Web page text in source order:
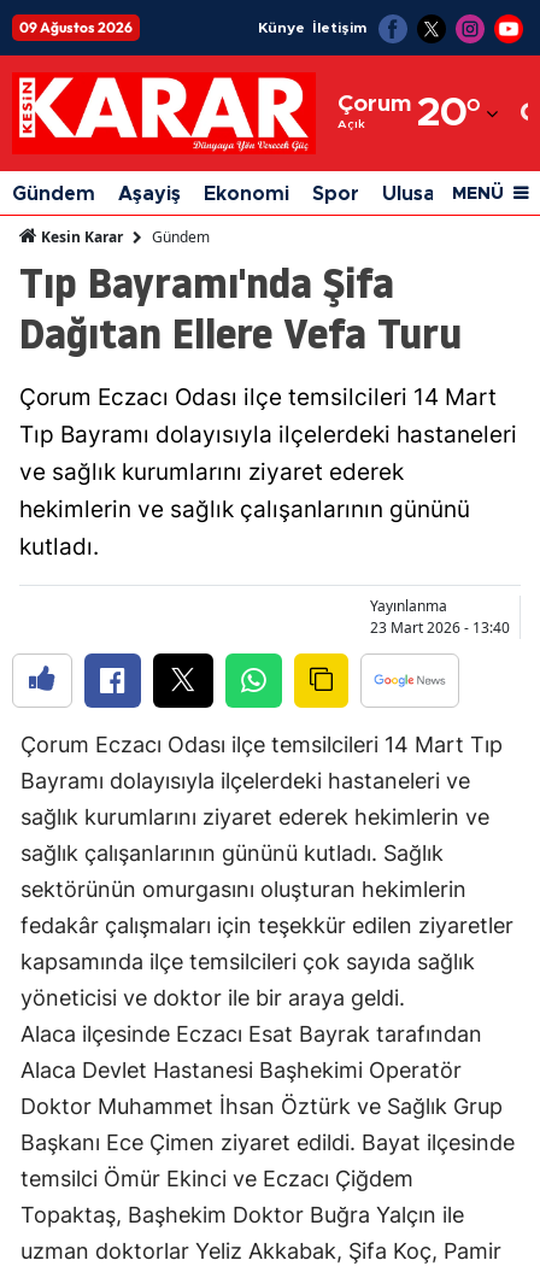
09 Ağustos 2026 Künye İletişim
Çorum
Açık 20°
Adıyaman
Afyonkarahisar
Ağrı
Amasya
Ankara
Aydın
Balıkesir
Bingöl
Bitlis
Bolu
Bursa
Çanakkale
Çankırı
Çorum
Denizli
Diyarbakır
Edirne
Elazığ
Erzincan
Erzurum
Gündem Aşayiş Ekonomi Spor Ulusal Siyaset
MENÜ
Kesin Karar Gündem
Tıp Bayramı'nda Şifa
Dağıtan Ellere Vefa Turu
Çorum Eczacı Odası ilçe temsilcileri 14 Mart
Tıp Bayramı dolayısıyla ilçelerdeki hastaneleri
ve sağlık kurumlarını ziyaret ederek
hekimlerin ve sağlık çalışanlarının gününü
kutladı.
Yayınlanma
23 Mart 2026 - 13:40
Çorum Eczacı Odası ilçe temsilcileri 14 Mart Tıp
Bayramı dolayısıyla ilçelerdeki hastaneleri ve
sağlık kurumlarını ziyaret ederek hekimlerin ve
sağlık çalışanlarının gününü kutladı. Sağlık
sektörünün omurgasını oluşturan hekimlerin
fedakâr çalışmaları için teşekkür edilen ziyaretler
kapsamında ilçe temsilcileri çok sayıda sağlık
yöneticisi ve doktor ile bir araya geldi.
Alaca ilçesinde Eczacı Esat Bayrak tarafından
Alaca Devlet Hastanesi Başhekimi Operatör
Doktor Muhammet İhsan Öztürk ve Sağlık Grup
Başkanı Ece Çimen ziyaret edildi. Bayat ilçesinde
temsilci Ömür Ekinci ve Eczacı Çiğdem
Topaktaş, Başhekim Doktor Buğra Yalçın ile
uzman doktorlar Yeliz Akkabak, Şifa Koç, Pamir